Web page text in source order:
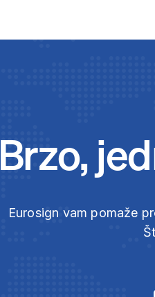
Brzo,
Eurosign vam pomaže